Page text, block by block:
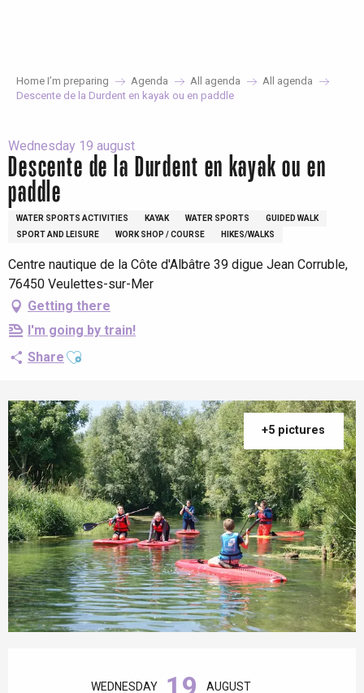
Home I’m preparing Agenda All agenda
All agenda
Descente de la Durdent en kayak ou en paddle
Wednesday 19 august
Descente de la Durdent en kayak ou en
paddle
WATER SPORTS ACTIVITIES KAYAK WATER SPORTS
GUIDED WALK
SPORT AND LEISURE
WORK SHOP / COURSE HIKES/WALKS
Centre nautique de la Côte d'Albâtre 39 digue Jean Corruble,
76450 Veulettes-sur-Mer
Getting there
I'm going by train!
Share Ajouter aux favoris
+5 pictures
WEDNESDAY 19 AUGUST